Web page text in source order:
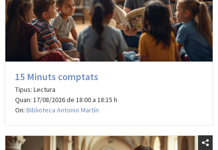
15 Minuts comptats
Tipus: Lectura
Quan: 17/08/2026 de 18:00 a 18:15 h
On: Biblioteca Antonio Martín